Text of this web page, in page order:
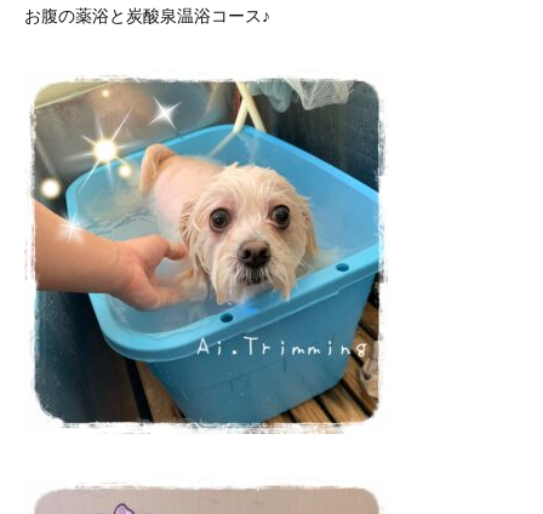
お腹の薬浴と炭酸泉温浴コース♪